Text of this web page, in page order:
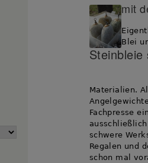
Steinbleie
mit
Blei
Materialien.
Fachpresse
schwere
Regalen und
schon mal